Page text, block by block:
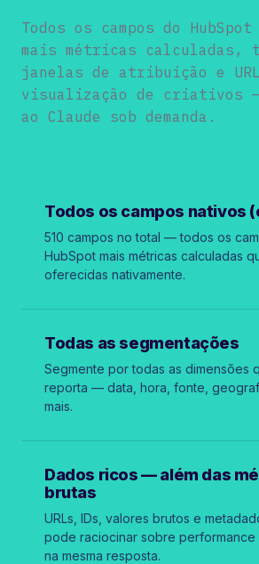
Todos os campos do HubSpot
mais métricas calculadas,
janelas de atribuição e
visualização de criativos
ao Claude sob demanda.
Todos os campos nativos
510 campos no total — todos os
HubSpot mais métricas calculadas
oferecidas nativamente.
Todas as segmentações
Segmente por todas as dimensões
reporta — data, hora, fonte,
mais.
Dados ricos — além das
brutas
URLs, IDs, valores brutos e
pode raciocinar sobre performance
na mesma resposta.